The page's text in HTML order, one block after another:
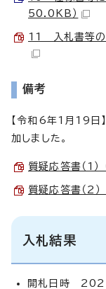
50.0KB）
11 入札書等の
備考
【令和6年1月19日
加しました。
質疑応答書（1
質疑応答書（2
入札結果
開札日時